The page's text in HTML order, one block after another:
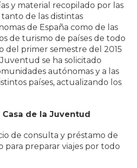
y material recopilado por las
de las distintas
de España como de las
de turismo de países de todo
del primer semestre del 2015
se ha solicitado
autónomas y a las
países, actualizando los
de la Juventud
de consulta y préstamo de
para preparar viajes por todo